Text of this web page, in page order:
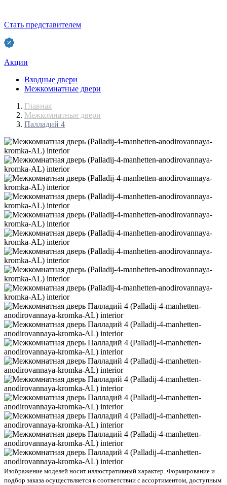
Стать представителем
Акции
Входные двери
Межкомнатные двери
Главная
Межкомнатные двери
Палладий 4
Изображение моделей носит иллюстративный характер. Формирование и
подбор заказа осуществляется в соответствии с ассортиментом, доступным